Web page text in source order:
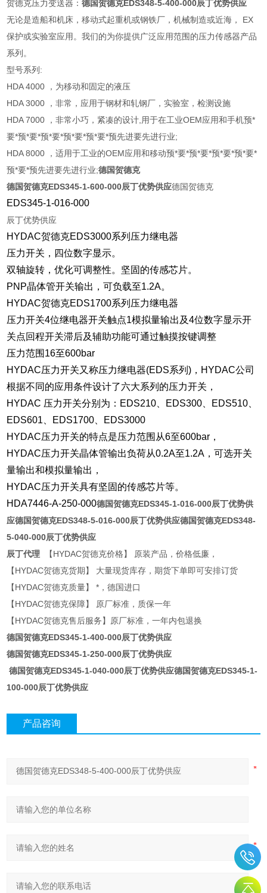
贺德克压力变送器：德国贺德克EDS348-5-400-000辰丁优势供应
无论是造船和机床，移动式起重机或钢铁厂，机械制造或近海， EX
保护或实验室应用。我们的为你提供广泛应用范围的压力传感器产品
系列。
型号系列:
HDA 4000 ，为移动和固定的液压
HDA 3000 ，非常，应用于钢材和轧钢厂，实验室，检测设施
HDA 7000 ，非常小巧，紧凑的设计,用于在工业OEM应用和手机预*
要*预*要*预*要*预*要*预*要*预先进要先进行业;
HDA 8000 ，适用于工业的OEM应用和移动预*要*预*要*预*要*预*要*
预*要*预先进要先进行业;德国贺德克
德国贺德克EDS345-1-600-000辰丁优势供应德国贺德克
EDS345-1-016-000
辰丁优势供应
HYDAC贺德克EDS3000系列压力继电器
压力开关，四位数字显示。
双轴旋转，优化可调整性。坚固的传感芯片。
PNP晶体管开关输出，可负载至1.2A。
HYDAC贺德克EDS1700系列压力继电器
压力开关4位继电器开关触点1模拟量输出及4位数字显示开
关点回程开关滞后及辅助功能可通过触摸按键调整
压力范围 16至600bar
HYDAC压力开关又称压力继电器(EDS系列)，HYDAC公司
根据不同的应用条件设计了六大系列的压力开关，
HYDAC 压力开关分别为：EDS210、EDS300、EDS510、
EDS601、EDS1700、EDS3000
HYDAC压力开关的特点是压力范围从6至600bar，
HYDAC压力开关晶体管输出负荷从0.2A至1.2A，可选开关
量输出和模拟量输出，
HYDAC压力开关具有坚固的传感芯片等。
HDA7446-A-250-000德国贺德克EDS345-1-016-000辰丁优势供
应德国贺德克EDS348-5-016-000辰丁优势供应德国贺德克EDS348-
5-040-000辰丁优势供应
辰丁代理
【HYDAC贺德克价格】 原装产品，价格低廉，
【HYDAC贺德克货期】 大量现货库存，期货下单即可安排订货
【HYDAC贺德克质量】 *，德国进口
【HYDAC贺德克保障】 原厂标准，质保一年
【HYDAC贺德克售后服务】原厂标准，一年内包退换
德国贺德克EDS345-1-400-000辰丁优势供应
德国贺德克EDS345-1-250-000辰丁优势供应
德国贺德克EDS345-1-040-000辰丁优势供应德国贺德克EDS345-1-
100-000辰丁优势供应
产品咨询